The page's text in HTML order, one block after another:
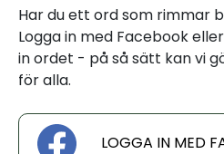
Har du ett ord som rimmar
Logga in med Facebook
in ordet - på så sätt kan vi
för alla.
LOGGA IN MED